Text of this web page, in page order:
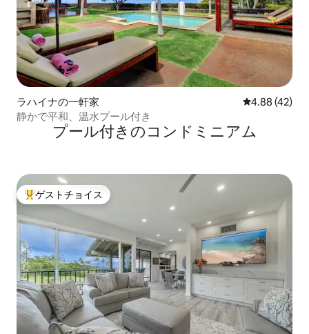
ラハイナの一軒家 レビュー42
4.88 (42)
静かで平和、温水プール付き
プール付きのコンドミニアム
大好評のゲストチョイスです。
ゲストチョイス